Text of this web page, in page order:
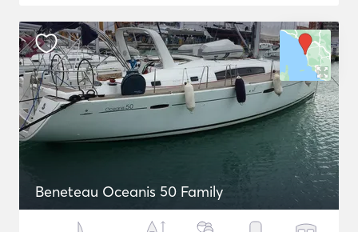
Beneteau Oceanis 50 Family